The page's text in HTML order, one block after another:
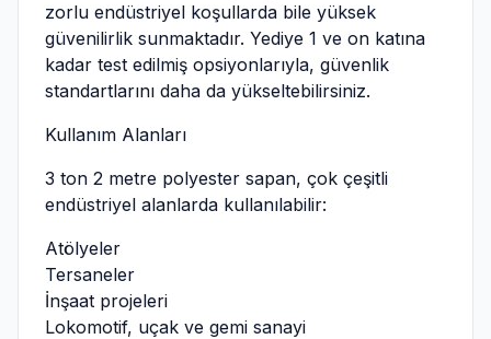
zorlu endüstriyel koşullarda bile yüksek
güvenilirlik sunmaktadır. Yediye 1 ve on katına
kadar test edilmiş opsiyonlarıyla, güvenlik
standartlarını daha da yükseltebilirsiniz.
Kullanım Alanları
3 ton 2 metre polyester sapan, çok çeşitli
endüstriyel alanlarda kullanılabilir:
Atölyeler
Tersaneler
İnşaat projeleri
Lokomotif, uçak ve gemi sanayi